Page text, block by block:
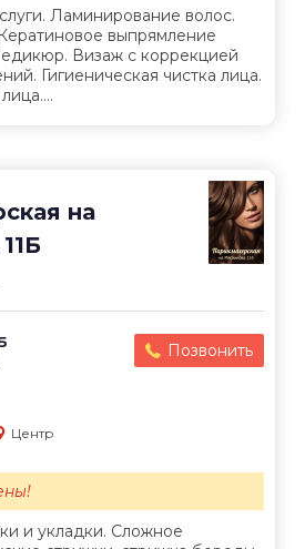
Ламинирование волос.
выпрямление
Визаж с коррекцией
Гигиеническая чистка лица.
на
Позвонить
Центр
и укладки. Сложное